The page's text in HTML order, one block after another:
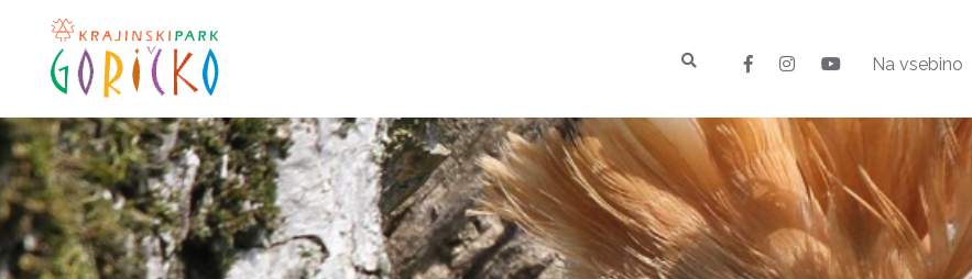
Na vsebino